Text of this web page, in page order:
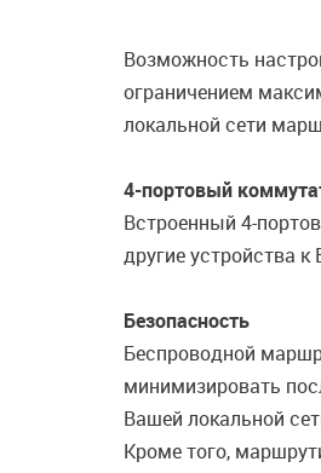
Возможность
ограничением
локальной сети
4-портовый
Встроенный 4-
другие устройства к
Безопасность
Беспроводной
минимизировать
Вашей локальной
Кроме того,